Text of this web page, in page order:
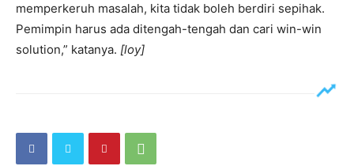
memperkeruh masalah, kita tidak boleh berdiri sepihak.
Pemimpin harus ada ditengah-tengah dan cari win-win
solution,” katanya. [loy]